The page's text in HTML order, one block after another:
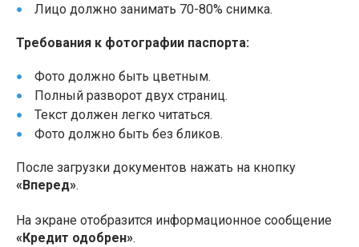
Лицо должно занимать 70-80% снимка.
Требования к фотографии паспорта:
Фото должно быть цветным.
Полный разворот двух страниц.
Текст должен легко читаться.
Фото должно быть без бликов.
После загрузки документов нажать на кнопку
«Вперед».
На экране отобразится информационное сообщение
«Кредит одобрен».